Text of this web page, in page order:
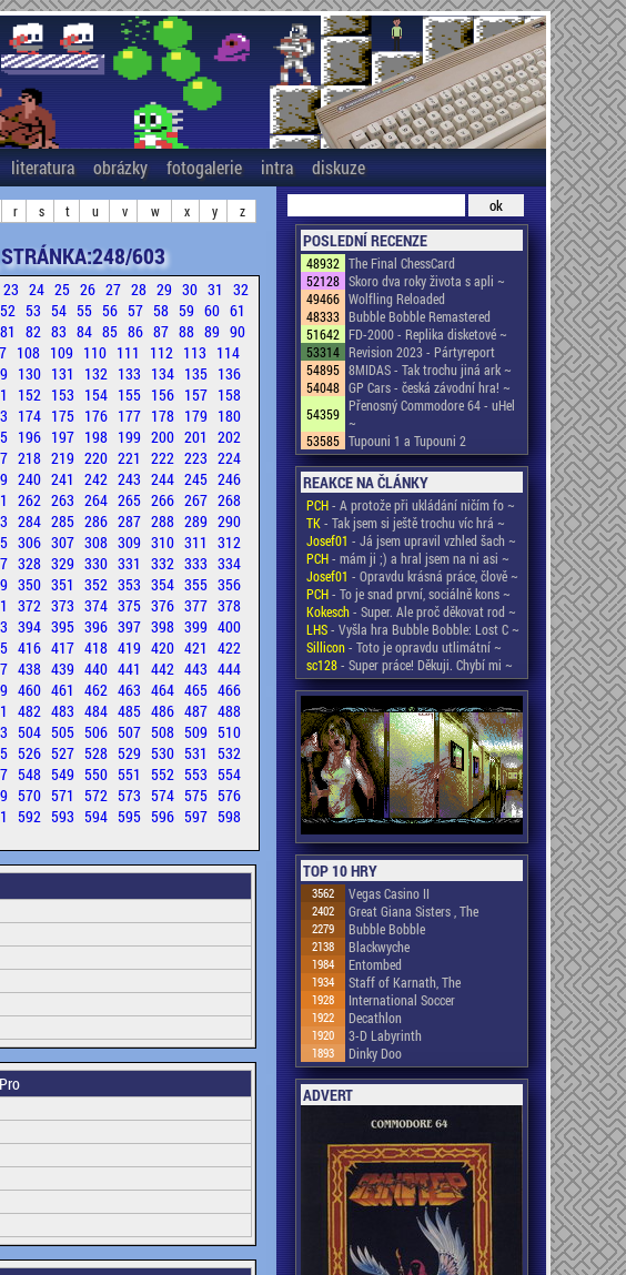
literatura obrázky fotogalerie intra diskuze
r s t u v w x y z
STRÁNKA:248/603
23 24 25 26 27 28 29 30 31 32
52 53 54 55 56 57 58 59 60 61
81 82 83 84 85 86 87 88 89 90
108 109 110 111 112 113 114
130 131 132 133 134 135 136
152 153 154 155 156 157 158
174 175 176 177 178 179 180
196 197 198 199 200 201 202
218 219 220 221 222 223 224
240 241 242 243 244 245 246
262 263 264 265 266 267 268
284 285 286 287 288 289 290
306 307 308 309 310 311 312
328 329 330 331 332 333 334
350 351 352 353 354 355 356
372 373 374 375 376 377 378
394 395 396 397 398 399 400
416 417 418 419 420 421 422
438 439 440 441 442 443 444
460 461 462 463 464 465 466
482 483 484 485 486 487 488
504 505 506 507 508 509 510
526 527 528 529 530 531 532
548 549 550 551 552 553 554
570 571 572 573 574 575 576
592 593 594 595 596 597 598
POSLEDNÍ RECENZE
48932 The Final ChessCard
52128 Skoro dva roky života s apli ~
49466 Wolfling Reloaded
48333 Bubble Bobble Remastered
51642 FD-2000 - Replika disketové ~
53314 Revision 2023 - Pártyreport
54895 8MIDAS - Tak trochu jiná ark ~
54048 GP Cars - česká závodní hra! ~
54359 Přenosný Commodore 64 - uHel
~
53585 Tupouni 1 a Tupouni 2
REAKCE NA ČLÁNKY
PCH- A protože při ukládání ničím fo ~
TK- Tak jsem si ještě trochu víc hrá ~
Josef01 - Já jsem upravil vzhled šach ~
PCH- mám ji ;) a hral jsem na ni asi ~
Josef01 - Opravdu krásná práce, člově ~
PCH- To je snad první, sociálně kons ~
Kokesch- Super. Ale proč děkovat rod ~
LHS- Vyšla hra Bubble Bobble: Lost C ~
Sillicon- Toto je opravdu utlimátní ~
sc128- Super práce! Děkuji. Chybí mi ~
TOP 10 HRY
3562 Vegas Casino II
2402 Great Giana Sisters , The
2279 Bubble Bobble
2138 Blackwyche
1984 Entombed
1934 Staff of Karnath, The
1928 International Soccer
1922 Decathlon
1920 3-D Labyrinth
1893 Dinky Doo
ADVERT